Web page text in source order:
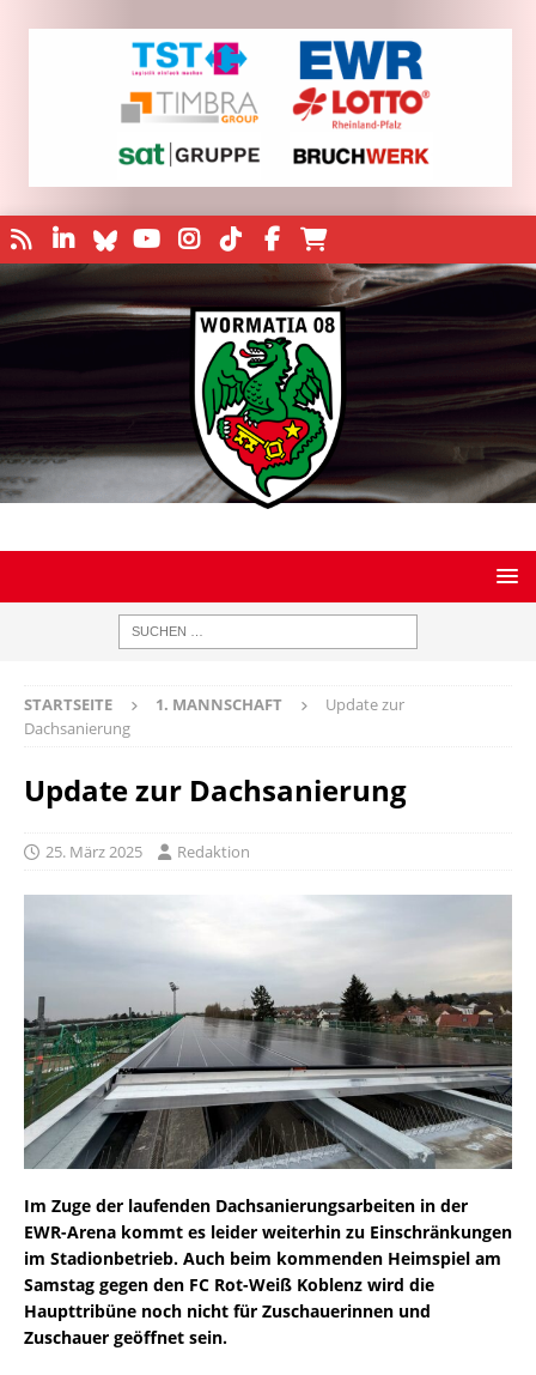
STARTSEITE 1. MANNSCHAFT
Update zur
Dachsanierung
Update zur Dachsanierung
25. März 2025 Redaktion
Im Zuge der laufenden Dachsanierungsarbeiten in der
EWR-Arena kommt es leider weiterhin zu Einschränkungen
im Stadionbetrieb. Auch beim kommenden Heimspiel am
Samstag gegen den FC Rot-Weiß Koblenz wird die
Haupttribüne noch nicht für Zuschauerinnen und
Zuschauer geöffnet sein.